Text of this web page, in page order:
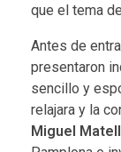
que el tema
Antes de
presentaron
sencillo y
relajara y la
Miguel